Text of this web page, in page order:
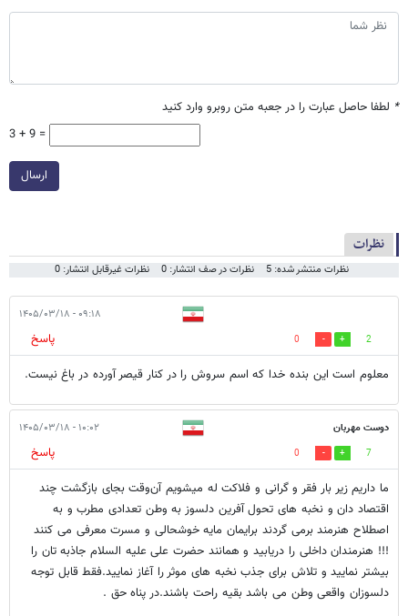
* لطفا حاصل عبارت را در جعبه متن روبرو وارد کنید
3 + 9 =
ارسال
نظرات
نظرات منتشر شده: 5 نظرات در صف انتشار: 0 نظرات غیرقابل انتشار: 0
۰۹:۱۸ - ۱۴۰۵/۰۳/۱۸
2
0
پاسخ
معلوم است این بنده خدا که اسم سروش را در کنار قیصر آورده در باغ نیست.
دوست مهربان ۱۰:۰۲ - ۱۴۰۵/۰۳/۱۸
7
0
پاسخ
ما داریم زیر بار فقر و گرانی و فلاکت له میشویم آن‌وقت بجای بازگشت چند
اقتصاد دان و نخبه های تحول آفرین دلسوز به وطن تعدادی مطرب و به
اصطلاح هنرمند برمی گردند برایمان مایه خوشحالی و مسرت معرفی می کنند
!!! هنرمندان داخلی را دریابید و همانند حضرت علی علیه السلام جاذبه تان را
بیشتر نمایید و تلاش برای جذب نخبه های موثر را آغاز نمایید.فقط قابل توجه
دلسوزان واقعی وطن می باشد بقیه راحت باشند.در پناه حق .